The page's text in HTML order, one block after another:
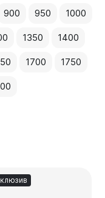
900 950 1000
1350 1400
1700 1750